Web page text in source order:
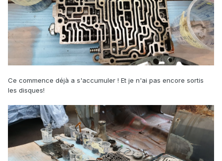
Ce commence déjà a s'accumuler ! Et je n'ai pas encore sortis
les disques!